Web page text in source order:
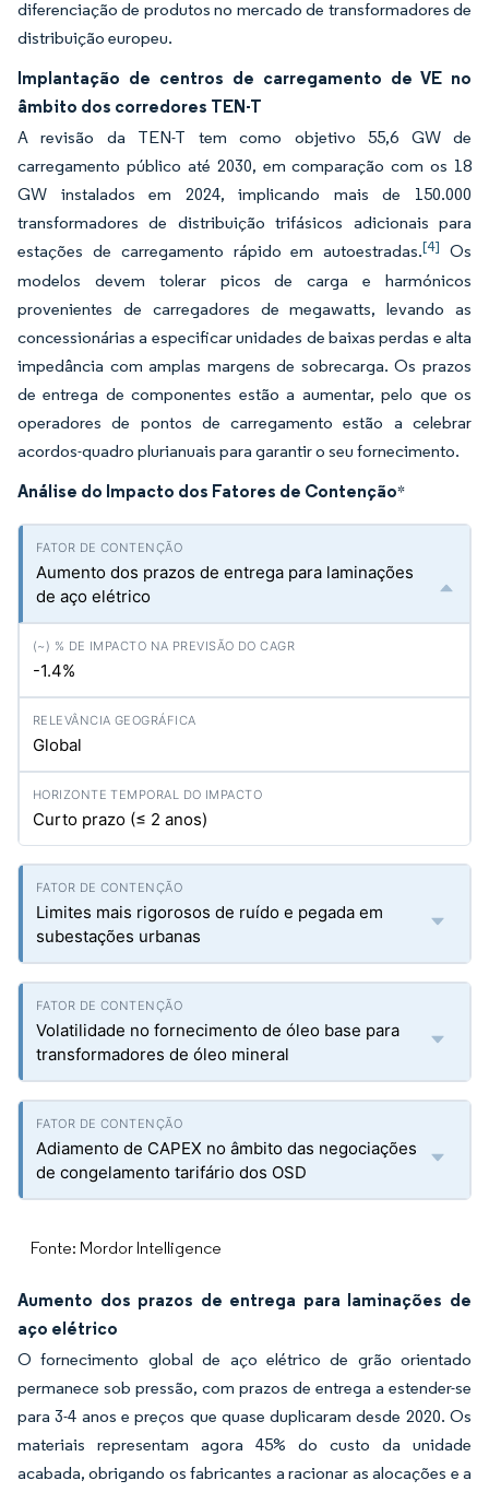
diferenciação de produtos no mercado de transformadores de
distribuição europeu.
Implantação de centros de carregamento de VE no
âmbito dos corredores TEN-T
A revisão da TEN-T tem como objetivo 55,6 GW de
carregamento público até 2030, em comparação com os 18
GW instalados em 2024, implicando mais de 150.000
transformadores de distribuição trifásicos adicionais para
estações de carregamento rápido em autoestradas.[4] Os
modelos devem tolerar picos de carga e harmónicos
provenientes de carregadores de megawatts, levando as
concessionárias a especificar unidades de baixas perdas e alta
impedância com amplas margens de sobrecarga. Os prazos
de entrega de componentes estão a aumentar, pelo que os
operadores de pontos de carregamento estão a celebrar
acordos-quadro plurianuais para garantir o seu fornecimento.
Análise do Impacto dos Fatores de Contenção*
Aumento dos prazos de entrega para laminações
de aço elétrico
-1.4%
Global
Curto prazo (≤ 2 anos)
Limites mais rigorosos de ruído e pegada em
subestações urbanas
Volatilidade no fornecimento de óleo base para
transformadores de óleo mineral
Adiamento de CAPEX no âmbito das negociações
de congelamento tarifário dos OSD
Fonte: Mordor Intelligence
Aumento dos prazos de entrega para laminações de
aço elétrico
O fornecimento global de aço elétrico de grão orientado
permanece sob pressão, com prazos de entrega a estender-se
para 3-4 anos e preços que quase duplicaram desde 2020. Os
materiais representam agora 45% do custo da unidade
acabada, obrigando os fabricantes a racionar as alocações e a